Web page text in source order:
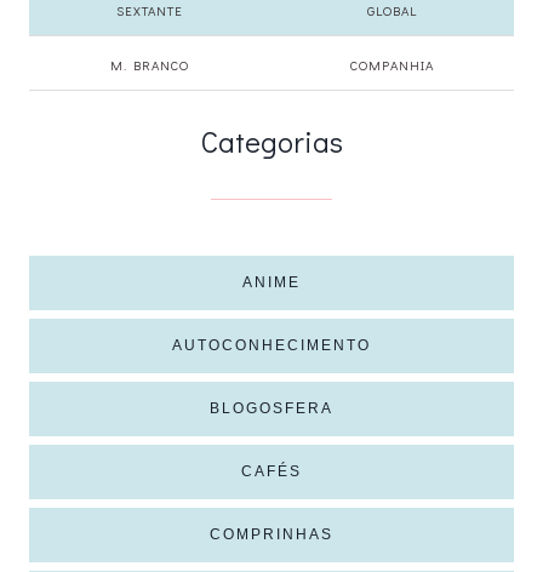
SEXTANTE GLOBAL
M. BRANCO COMPANHIA
Categorias
ANIME
AUTOCONHECIMENTO
BLOGOSFERA
CAFÉS
COMPRINHAS